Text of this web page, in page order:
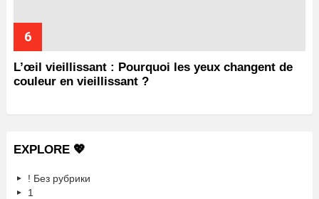
L’œil vieillissant : Pourquoi les yeux changent de
couleur en vieillissant ?
EXPLORE 💖
! Без рубрики
1